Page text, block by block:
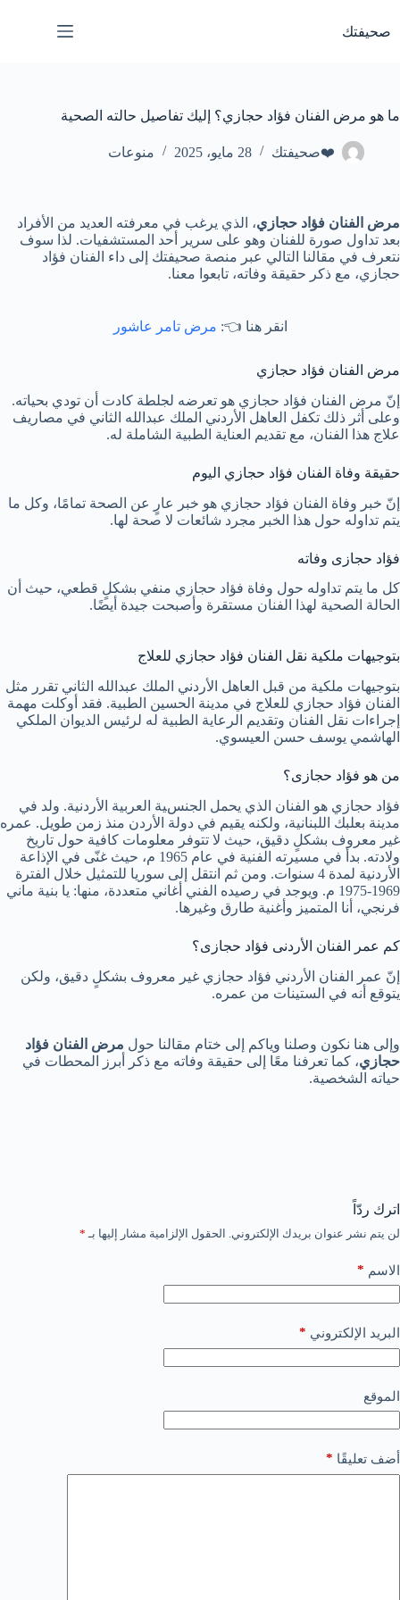
المحتوى
صحيفتك
ما هو مرض الفنان فؤاد حجازي؟ إليك تفاصيل حالته الصحية
❤️صحيفتك 28 مايو، 2025 منوعات
مرض الفنان فؤاد حجازي، الذي يرغب في معرفته العديد من الأفراد
بعد تداول صورة للفنان وهو على سرير أحد المستشفيات. لذا سوف
نتعرف في مقالنا التالي عبر منصة صحيفتك إلى داء الفنان فؤاد
حجازي، مع ذكر حقيقة وفاته، تابعوا معنا.
انقر هنا 👈: مرض تامر عاشور
مرض الفنان فؤاد حجازي
إنّ مرض الفنان فؤاد حجازي هو تعرضه لجلطة كادت أن تودي بحياته.
وعلى أثر ذلك تكفل العاهل الأردني الملك عبدالله الثاني في مصاريف
علاج هذا الفنان، مع تقديم العناية الطبية الشاملة له.
حقيقة وفاة الفنان فؤاد حجازي اليوم
إنّ خبر وفاة الفنان فؤاد حجازي هو خبر عارٍ عن الصحة تمامًا، وكل ما
يتم تداوله حول هذا الخبر مجرد شائعات لا صحة لها.
فؤاد حجازى وفاته
كل ما يتم تداوله حول وفاة فؤاد حجازي منفي بشكلٍ قطعي، حيث أن
الحالة الصحية لهذا الفنان مستقرة وأصبحت جيدة أيضًا.
بتوجيهات ملكية نقل الفنان فؤاد حجازي للعلاج
بتوجيهات ملكية من قبل العاهل الأردني الملك عبدالله الثاني تقرر مثل
الفنان فؤاد حجازي للعلاج في مدينة الحسين الطبية. فقد أوكلت مهمة
إجراءات نقل الفنان وتقديم الرعاية الطبية له لرئيس الديوان الملكي
الهاشمي يوسف حسن العيسوي.
من هو فؤاد حجازى؟
فؤاد حجازي هو الفنان الذي يحمل الجنسية العربية الأردنية. ولد في
مدينة بعلبك اللبنانية، ولكنه يقيم في دولة الأردن منذ زمن طويل. عمره
غير معروف بشكلٍ دقيق، حيث لا تتوفر معلومات كافية حول تاريخ
ولادته. بدأ في مسيرته الفنية في عام 1965 م، حيث غنّى في الإذاعة
الأردنية لمدة 4 سنوات. ومن ثم انتقل إلى سوريا للتمثيل خلال الفترة
1969-1975 م. ويوجد في رصيده الفني أغاني متعددة، منها: يا بنية ماني
فرنجي، أنا المتميز وأغنية طارق وغيرها.
كم عمر الفنان الأردنى فؤاد حجازى؟
إنّ عمر الفنان الأردني فؤاد حجازي غير معروف بشكلٍ دقيق، ولكن
يتوقع أنه في الستينات من عمره.
وإلى هنا نكون وصلنا وياكم إلى ختام مقالنا حول مرض الفنان فؤاد
حجازي، كما تعرفنا معًا إلى حقيقة وفاته مع ذكر أبرز المحطات في
حياته الشخصية.
اترك ردّاً
لن يتم نشر عنوان بريدك الإلكتروني. الحقول الإلزامية مشار إليها بـ *
الاسم *
البريد الإلكتروني *
الموقع
أضف تعليقًا *